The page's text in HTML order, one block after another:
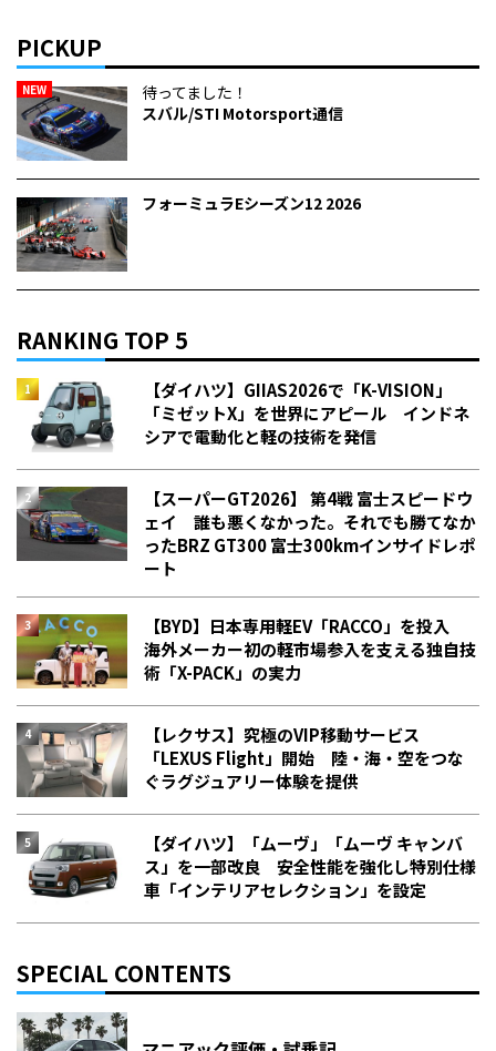
PICKUP
NEW
待ってました！
スバル/STI Motorsport通信
フォーミュラEシーズン12 2026
RANKING TOP 5
【ダイハツ】GIIAS2026で「K-VISION」
「ミゼットX」を世界にアピール インドネ
シアで電動化と軽の技術を発信
【スーパーGT2026】 第4戦 富士スピードウ
ェイ 誰も悪くなかった。それでも勝てなか
った――BRZ GT300 富士300kmインサイドレポ
ート
【BYD】日本専用軽EV「RACCO」を投入
海外メーカー初の軽市場参入を支える独自技
術「X-PACK」の実力
【レクサス】究極のVIP移動サービス
「LEXUS Flight」開始 陸・海・空をつな
ぐラグジュアリー体験を提供
【ダイハツ】「ムーヴ」「ムーヴ キャンバ
ス」を一部改良 安全性能を強化し特別仕様
車「インテリアセレクション」を設定
SPECIAL CONTENTS